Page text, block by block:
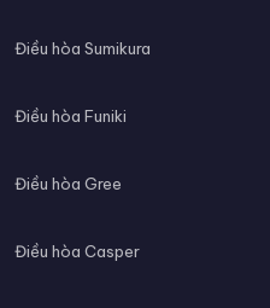
Điều hòa Sumikura
Điều hòa Funiki
Điều hòa Gree
Điều hòa Casper